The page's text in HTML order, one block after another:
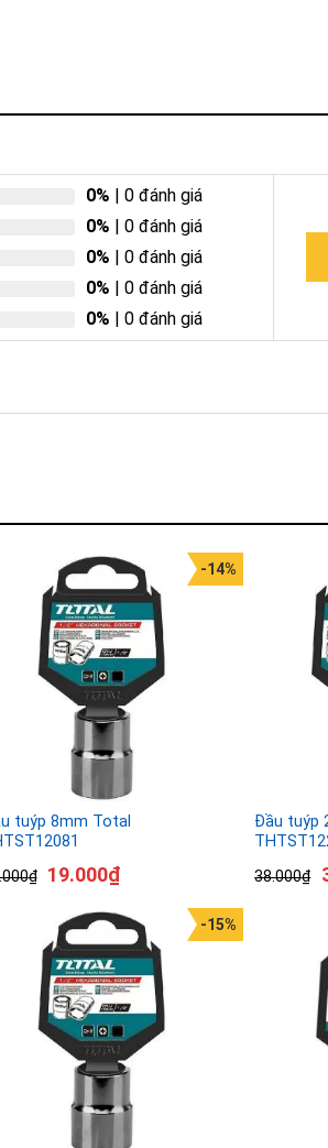
0% | 0 đánh giá
0% | 0 đánh giá
0% | 0 đánh giá
0% | 0 đánh giá
0% | 0 đánh giá
tuýp 8mm Total
₫
-14%
19.000₫
Đầu tuýp
38.000₫
-15%